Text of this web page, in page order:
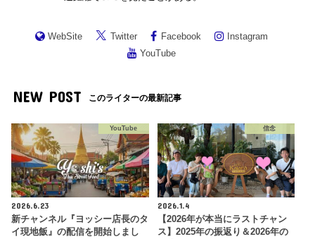
WebSite Twitter Facebook
Instagram
YouTube
NEW POST このライターの最新記事
YouTube
2026.6.23
新チャンネル『ヨッシー店長のタ
イ現地飯』の配信を開始しまし
信念
2026.1.4
【2026年が本当にラストチャン
ス】2025年の振返り＆2026年の